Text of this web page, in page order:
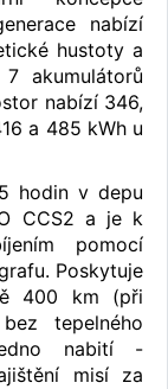
nabízí
hustoty a
akumulátorů
nabízí 346,
a 485 kWh u
hodin v depu
CCS2 a je k
pomocí
Poskytuje
400 km (při
tepelného
nabití -
misí za